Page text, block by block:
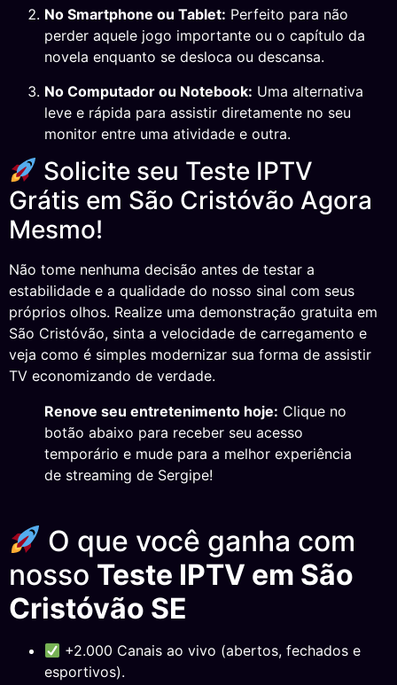
No Smartphone ou Tablet: Perfeito para não
perder aquele jogo importante ou o capítulo da
novela enquanto se desloca ou descansa.
No Computador ou Notebook: Uma alternativa
leve e rápida para assistir diretamente no seu
monitor entre uma atividade e outra.
Solicite seu Teste IPTV
Grátis em São Cristóvão Agora
Mesmo!
Não tome nenhuma decisão antes de testar a
estabilidade e a qualidade do nosso sinal com seus
próprios olhos. Realize uma demonstração gratuita em
São Cristóvão, sinta a velocidade de carregamento e
veja como é simples modernizar sua forma de assistir
TV economizando de verdade.
Renove seu entretenimento hoje: Clique no
botão abaixo para receber seu acesso
temporário e mude para a melhor experiência
de streaming de Sergipe!
O que você ganha com
nosso Teste IPTV em São
Cristóvão SE
+2.000 Canais ao vivo (abertos, fechados e
esportivos).